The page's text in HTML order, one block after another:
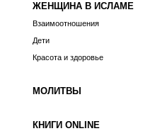
ЖЕНЩИНА В ИСЛАМЕ
Взаимоотношения
Дети
Красота и здоровье
МОЛИТВЫ
КНИГИ ONLINE